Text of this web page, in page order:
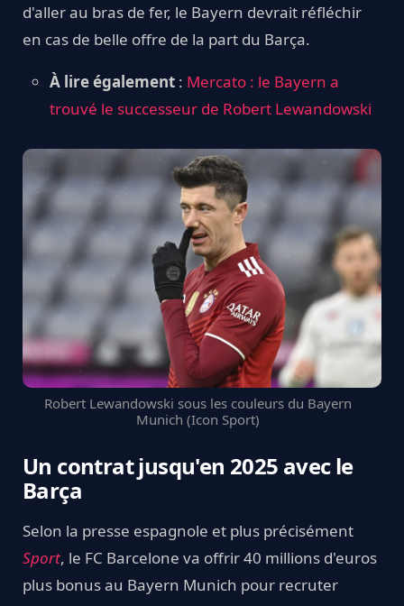
d'aller au bras de fer, le Bayern devrait réfléchir
en cas de belle offre de la part du Barça.
À lire également : Mercato : le Bayern a
trouvé le successeur de Robert Lewandowski
Robert Lewandowski sous les couleurs du Bayern
Munich (Icon Sport)
Un contrat jusqu'en 2025 avec le
Barça
Selon la presse espagnole et plus précisément
Sport, le FC Barcelone va offrir 40 millions d'euros
plus bonus au Bayern Munich pour recruter